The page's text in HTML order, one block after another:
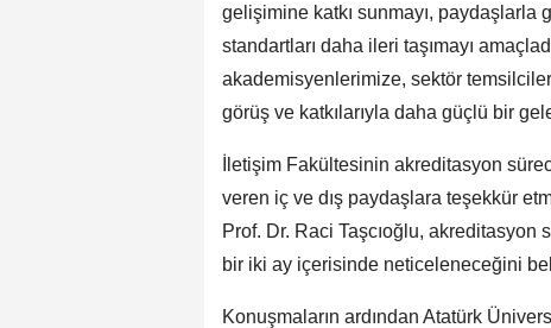
gelişimine katkı sunmayı, paydaşlarla
standartları daha ileri taşımayı
akademisyenlerimize, sektör
görüş ve katkılarıyla daha güçlü bir
İletişim Fakültesinin akreditasyon
veren iç ve dış paydaşlara teşekkür
Prof. Dr. Raci Taşcıoğlu,
bir iki ay içerisinde neticeleneceğini
Konuşmaların ardından Atatürk